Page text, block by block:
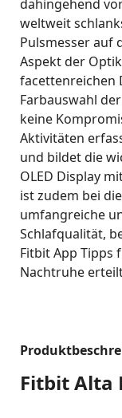
dahingehend
weltweit
Pulsmesser auf
Aspekt der
facettenreichen
Farbauswahl
keine
Aktivitäten
und bildet die
OLED Display
ist zudem bei
umfangreiche
Schlafqualität,
Fitbit App Tipps
Nachtruhe
Fitbit Alta